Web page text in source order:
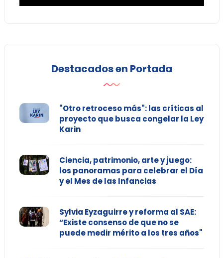
Destacados en Portada
"Otro retroceso más": las críticas al
proyecto que busca congelar la Ley
Karin
Ciencia, patrimonio, arte y juego:
los panoramas para celebrar el Día
y el Mes de las Infancias
Sylvia Eyzaguirre y reforma al SAE:
“Existe consenso de que no se
puede medir mérito a los tres años"